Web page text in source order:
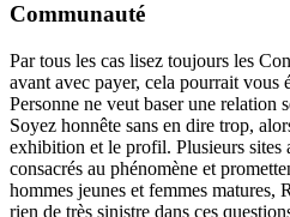
Communauté
Par tous les cas lisez toujours les
avant avec payer, cela pourrait vous
Personne ne veut baser une relation
Soyez honnête sans en dire trop,
exhibition et le profil. Plusieurs sites
consacrés au phénomène et
hommes jeunes et femmes matures,
rien de très sinistre dans ces